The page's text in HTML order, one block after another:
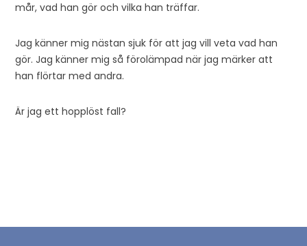
mår, vad han gör och vilka han träffar.
Jag känner mig nästan sjuk för att jag vill veta vad han
gör. Jag känner mig så förolämpad när jag märker att
han flörtar med andra.
Är jag ett hopplöst fall?